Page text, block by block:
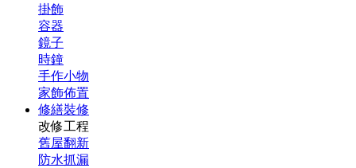
掛飾
容器
鏡子
時鐘
手作小物
家飾佈置
修繕裝修
改修工程
舊屋翻新
防水抓漏